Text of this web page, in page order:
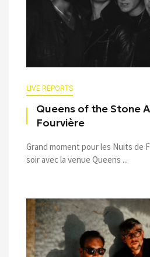
LIVE REPORTS
Queens of the Stone
Fourvière
Grand moment pour les Nuits de
soir avec la venue Queens ...